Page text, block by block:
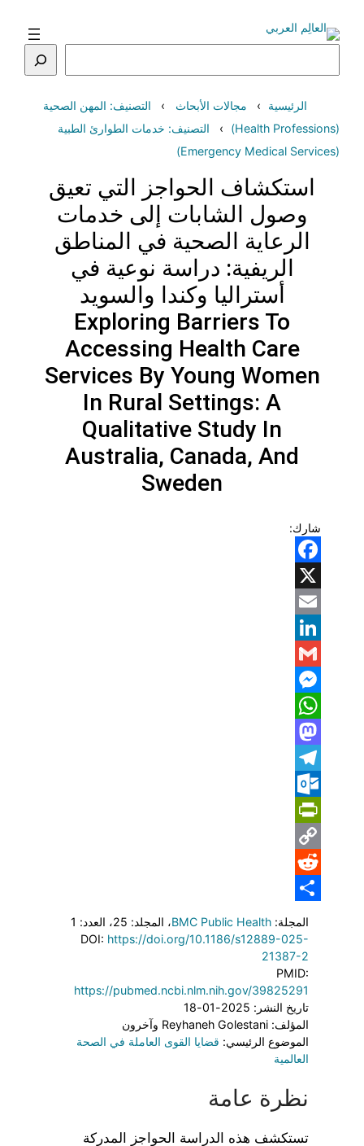
المحتوى
الرئيسية مجالات الأبحاث
التصنيف: المهن الصحية
(Health Professions)
التصنيف: خدمات الطوارئ الطبية
(Emergency Medical Services)
استكشاف الحواجز التي تعيق
وصول الشابات إلى خدمات
الرعاية الصحية في المناطق
الريفية: دراسة نوعية في
أستراليا وكندا والسويد
Exploring Barriers To
Accessing Health Care
Services By Young Women
In Rural Settings: A
Qualitative Study In
Australia, Canada, And
Sweden
شارك:
Facebook
X
Email
LinkedIn
Gmail
Messenger
WhatsApp
Mastodon
Telegram
Outlook.com
PrintFriendly
Copy
Link
Reddit
Share
المجلة: BMC Public Health، المجلد: 25
، العدد: 1
DOI: https://doi.org/10.1186/s12889-025-
21387-2
PMID:
https://pubmed.ncbi.nlm.nih.gov/39825291
تاريخ النشر: 2025-01-18
المؤلف: Reyhaneh Golestani وآخرون
الموضوع الرئيسي: قضايا القوى العاملة في الصحة
العالمية
نظرة عامة
تستكشف هذه الدراسة الحواجز المدركة